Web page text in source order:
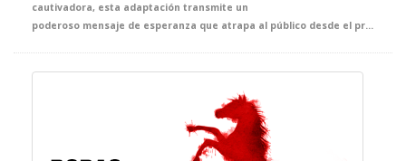
cautivadora, esta adaptación transmite un
poderoso mensaje de esperanza que atrapa al público desde el primer instante. Llena de ternura, emoción y sensibilidad, ofrece al alumnado una oportunidad única para adentrarse en la mirada de Anna, una joven vital, inteligente y curiosa, y acercarse, desde la experiencia teatral, a uno de los episodios más sobrecogedores de la historia contemporánea.